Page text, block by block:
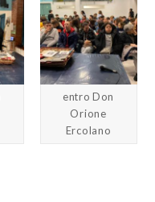
entro Don
Orione
Ercolano